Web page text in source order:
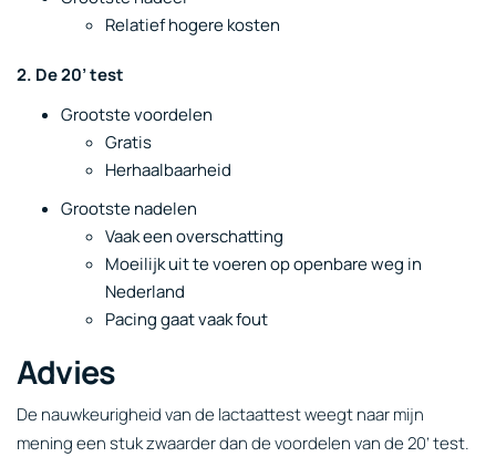
Relatief hogere kosten
2. De 20’ test
Grootste voordelen
Gratis
Herhaalbaarheid
Grootste nadelen
Vaak een overschatting
Moeilijk uit te voeren op openbare weg in
Nederland
Pacing gaat vaak fout
Advies
De nauwkeurigheid van de lactaattest weegt naar mijn
mening een stuk zwaarder dan de voordelen van de 20’ test.